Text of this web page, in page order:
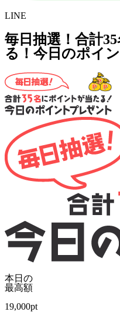
LINE
毎日抽選！合計
る！今日のポイ
本日の
最高額
19,000pt